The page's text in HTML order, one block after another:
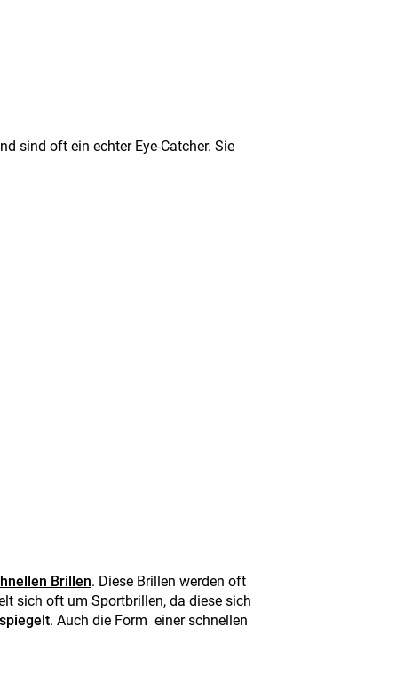
sind oft ein echter Eye-Catcher. Sie
Brillen. Diese Brillen werden oft
sich oft um Sportbrillen, da diese sich
. Auch die Form einer schnellen